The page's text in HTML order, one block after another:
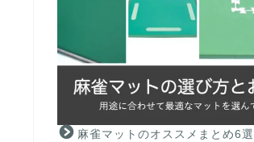
麻雀マットのオススメまとめ6